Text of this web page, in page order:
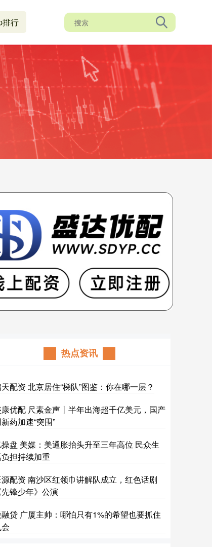
排行
热点资讯
天配资 北京居住“梯队”图鉴：你在哪一层？
优配 尺素金声丨半年出海超千亿美元，国产
药加速“突围”
盘 美媒：美通胀抬头升至三年高位 民众生
担持续加重
配资 南沙区红领巾讲解队成立，红色话剧
先锋少年》公演
贷 广厦主帅：哪怕只有1%的希望也要抓住